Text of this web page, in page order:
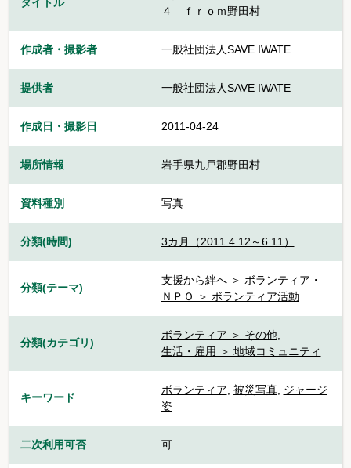
タイトル
４ ｆｒｏｍ野田村
作成者・撮影者 一般社団法人SAVE IWATE
提供者 一般社団法人SAVE IWATE
作成日・撮影日 2011-04-24
場所情報 岩手県九戸郡野田村
資料種別 写真
分類(時間) 3カ月（2011.4.12～6.11）
分類(テーマ)
支援から絆へ ＞ ボランティア・
ＮＰＯ ＞ ボランティア活動
分類(カテゴリ)
ボランティア ＞ その他,
生活・雇用 ＞ 地域コミュニティ
キーワード
ボランティア, 被災写真, ジャージ
姿
二次利用可否 可